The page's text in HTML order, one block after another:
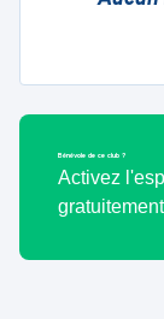
Bénévole de ce club ?
Activez